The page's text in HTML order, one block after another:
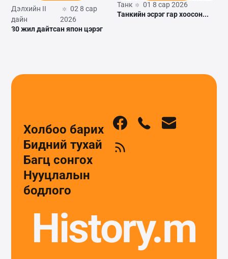
Дэлхийн II
дайн
02 8 сар
2026
30 жил дайтсан япон цэрэг
Танк
01 8 сар 2026
Танкийн эсрэг гар хоосон...
Холбоо барих
Бидний тухай
Багц сонгох
Нууцлалын
бодлого
History.m